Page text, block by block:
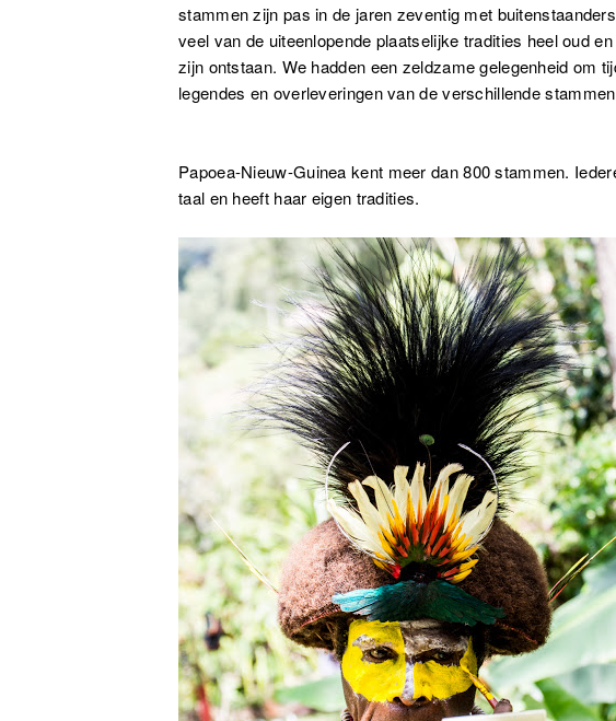
stammen zijn pas in de jaren zeventig met
veel van de uiteenlopende plaatselijke tradities heel oud
zijn ontstaan. We hadden een zeldzame gelegenheid om
legendes en overleveringen van de verschillende
Papoea-Nieuw-Guinea kent meer dan 800 stammen.
taal en heeft haar eigen tradities.